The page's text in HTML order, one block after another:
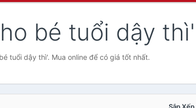
bé tuổi dậy
tuổi dậy thì'. Mua online để có giá tốt nhất.